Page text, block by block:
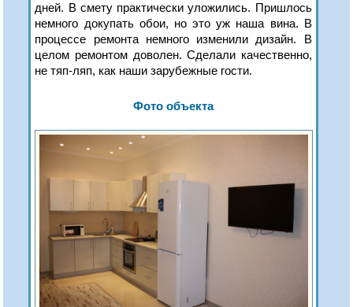
дней. В смету практически уложились. Пришлось
немного докупать обои, но это уж наша вина. В
процессе ремонта немного изменили дизайн. В
целом ремонтом доволен. Сделали качественно,
не тяп-ляп, как наши зарубежные гости.
Фото объекта